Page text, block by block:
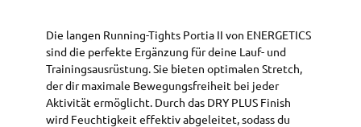
Die langen Running-Tights Portia II von ENERGETICS
sind die perfekte Ergänzung für deine Lauf- und
Trainingsausrüstung. Sie bieten optimalen Stretch,
der dir maximale Bewegungsfreiheit bei jeder
Aktivität ermöglicht. Durch das DRY PLUS Finish
wird Feuchtigkeit effektiv abgeleitet, sodass du